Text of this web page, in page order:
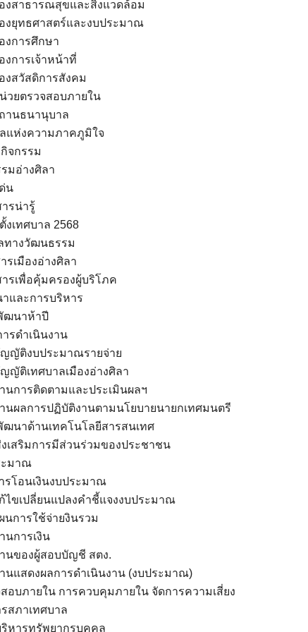
งสาธารณสุขและสิ่งแวดล้อม
งยุทธศาสตร์และงบประมาณ
งการศึกษา
งการเจ้าหน้าที่
งสวัสดิการสังคม
วยตรวจสอบภายใน
านธนานุบาล
แห่งความภาคภูมิใจ
จกรรม
มอ่างศิลา
น
รน่ารู้
งเทศบาล 2568
ทางวัฒนธรรม
รเมืองอ่างศิลา
รเพื่อคุ้มครองผู้บริโภค
และการบริหาร
ฒนาห้าปี
รดำเนินงาน
ญญัติงบประมาณรายจ่าย
ญัติเทศบาลเมืองอ่างศิลา
นการติดตามและประเมินผลฯ
นผลการปฏิบัติงานตามนโยบายนายกเทศมนตรี
ฒนาด้านเทคโนโลยีสารสนเทศ
เสริมการมีส่วนร่วมของประชาชน
ะมาณ
รโอนเงินงบประมาณ
ไขเปลี่ยนแปลงคำชี้แจงงบประมาณ
นการใช้จ่ายงินรวม
นการเงิน
านของผู้สอบบัญชี สตง.
นแสดงผลการดำเนินงาน (งบประมาณ)
อบภายใน การควบคุมภายใน จัดการความเสี่ยง
สภาเทศบาล
ริหารทรัพยากรบุคคล
ผู้ชนะการเสนอราคา-ซื้อวัสดุสำนักงาน-47-รายการ
อ่างศิลา
นเทศบาลเมืองอ่างศิลา 90/338
มือง จ.ชลบุรี 20000
100-104
ชน
ฟอร์ม, เอกสาร
ชาชน/คู่มือการปฏิบัติงาน
ารอิเล็กทรอนิกส์
Management)